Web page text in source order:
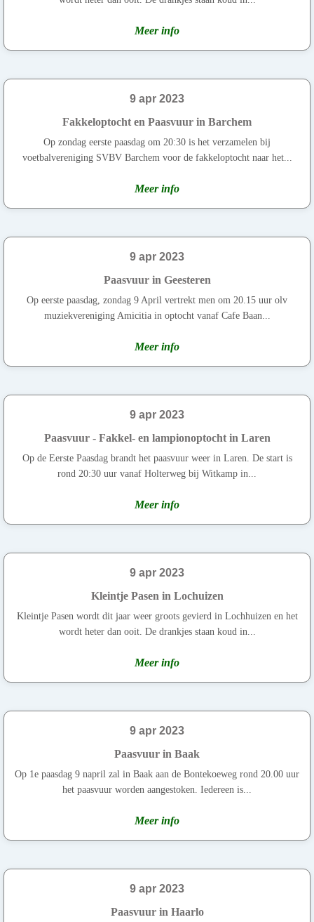
Meer info
9 apr 2023
Fakkeloptocht en Paasvuur in Barchem
Op zondag eerste paasdag om 20:30 is het verzamelen bij
voetbalvereniging SVBV Barchem voor de fakkeloptocht naar het...
Meer info
9 apr 2023
Paasvuur in Geesteren
Op eerste paasdag, zondag 9 April vertrekt men om 20.15 uur olv
muziekvereniging Amicitia in optocht vanaf Cafe Baan...
Meer info
9 apr 2023
Paasvuur - Fakkel- en lampionoptocht in Laren
Op de Eerste Paasdag brandt het paasvuur weer in Laren. De start is
rond 20:30 uur vanaf Holterweg bij Witkamp in...
Meer info
9 apr 2023
Kleintje Pasen in Lochuizen
Kleintje Pasen wordt dit jaar weer groots gevierd in Lochhuizen en het
wordt heter dan ooit. De drankjes staan koud in...
Meer info
9 apr 2023
Paasvuur in Baak
Op 1e paasdag 9 napril zal in Baak aan de Bontekoeweg rond 20.00 uur
het paasvuur worden aangestoken. Iedereen is...
Meer info
9 apr 2023
Paasvuur in Haarlo